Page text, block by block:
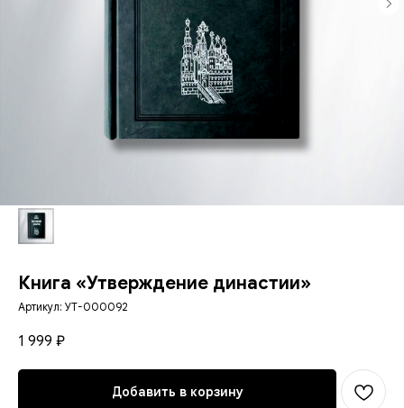
Книга «Утверждение династии»
Артикул: УТ-000092
1 999 ₽
Добавить в корзину